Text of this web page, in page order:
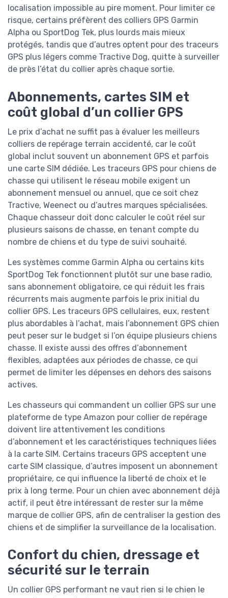
localisation impossible au pire moment. Pour limiter ce
risque, certains préfèrent des colliers GPS Garmin
Alpha ou SportDog Tek, plus lourds mais mieux
protégés, tandis que d’autres optent pour des traceurs
GPS plus légers comme Tractive Dog, quitte à surveiller
de près l’état du collier après chaque sortie.
Abonnements, cartes SIM et
coût global d’un collier GPS
Le prix d’achat ne suffit pas à évaluer les meilleurs
colliers de repérage terrain accidenté, car le coût
global inclut souvent un abonnement GPS et parfois
une carte SIM dédiée. Les traceurs GPS pour chiens de
chasse qui utilisent le réseau mobile exigent un
abonnement mensuel ou annuel, que ce soit chez
Tractive, Weenect ou d’autres marques spécialisées.
Chaque chasseur doit donc calculer le coût réel sur
plusieurs saisons de chasse, en tenant compte du
nombre de chiens et du type de suivi souhaité.
Les systèmes comme Garmin Alpha ou certains kits
SportDog Tek fonctionnent plutôt sur une base radio,
sans abonnement obligatoire, ce qui réduit les frais
récurrents mais augmente parfois le prix initial du
collier GPS. Les traceurs GPS cellulaires, eux, restent
plus abordables à l’achat, mais l’abonnement GPS chien
peut peser sur le budget si l’on équipe plusieurs chiens
chasse. Il existe aussi des offres d’abonnement
flexibles, adaptées aux périodes de chasse, ce qui
permet de limiter les dépenses en dehors des saisons
actives.
Les chasseurs qui commandent un collier GPS sur une
plateforme de type Amazon pour collier de repérage
doivent lire attentivement les conditions
d’abonnement et les caractéristiques techniques liées
à la carte SIM. Certains traceurs GPS acceptent une
carte SIM classique, d’autres imposent un abonnement
propriétaire, ce qui influence la liberté de choix et le
prix à long terme. Pour un chien avec abonnement déjà
actif, il peut être intéressant de rester sur la même
marque de collier GPS, afin de centraliser la gestion des
chiens et de simplifier la surveillance de la localisation.
Confort du chien, dressage et
sécurité sur le terrain
Un collier GPS performant ne vaut rien si le chien le